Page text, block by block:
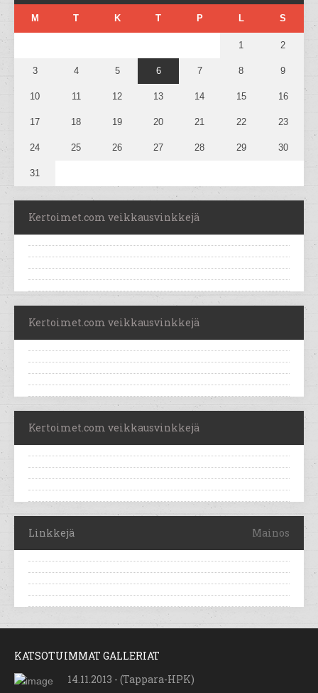
M T K T P L S
1 2
3 4 5 6 7 8 9
10 11 12 13 14 15 16
17 18 19 20 21 22 23
24 25 26 27 28 29 30
31
Kertoimet.com veikkausvinkkejä
Kertoimet.com veikkausvinkkejä
Kertoimet.com veikkausvinkkejä
Linkkejä Mainos
KATSOTUIMMAT GALLERIAT
14.11.2013 - (Tappara-HPK)